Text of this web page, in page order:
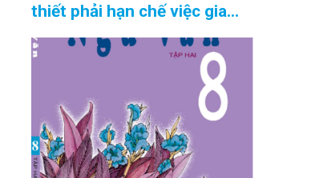
thiết phải hạn chế việc gia
tăng dân số chuẩn nhất Cập
Nhật 08/2026